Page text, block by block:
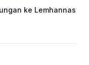
ke Lemhannas